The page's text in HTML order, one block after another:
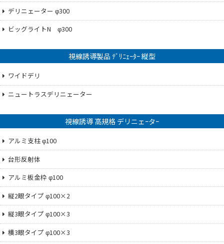
デリニェーター φ300
ビッグライトN φ300
視線誘導製品 ﾃﾞﾘﾆｪｰﾀｰ 縦型
ワイドデリ
ニュートラスデリニェーター
視線誘導 高規格 デリニェｰタｰ
アルミ支柱 φ100
台形反射体
アルミ板金枠 φ100
縦2眼タイプ φ100×2
縦3眼タイプ φ100×3
横3眼タイプ φ100×3